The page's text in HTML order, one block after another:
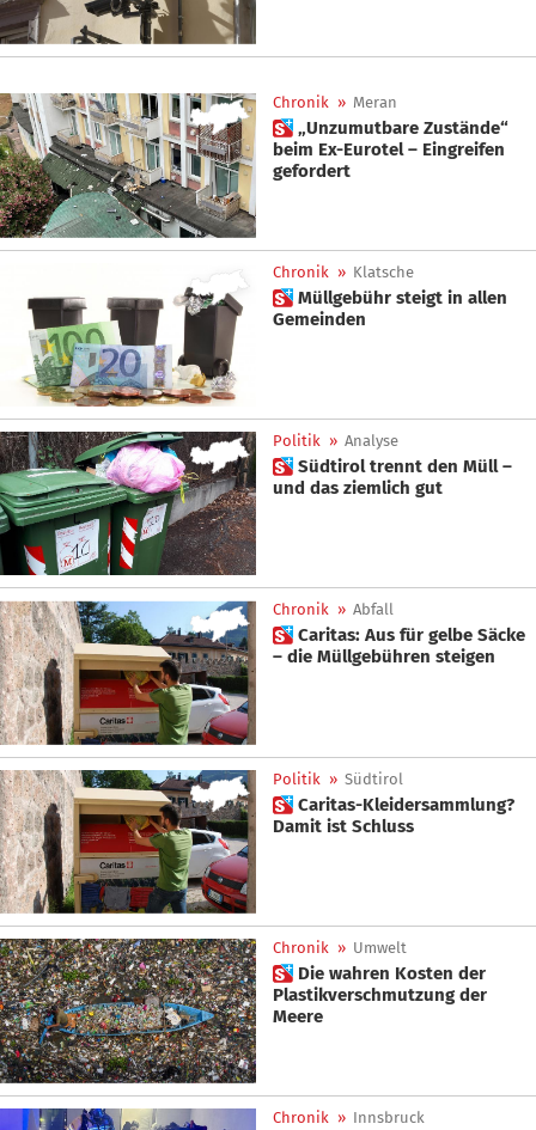
Chronik » Meran
 „Unzumutbare Zustände“
beim Ex-Eurotel – Eingreifen
gefordert
Chronik » Klatsche
 Müllgebühr steigt in allen
Gemeinden
Politik » Analyse
 Südtirol trennt den Müll –
und das ziemlich gut
Chronik » Abfall
 Caritas: Aus für gelbe Säcke
– die Müllgebühren steigen
Politik » Südtirol
 Caritas-Kleidersammlung?
Damit ist Schluss
Chronik » Umwelt
 Die wahren Kosten der
Plastikverschmutzung der
Meere
Chronik » Innsbruck